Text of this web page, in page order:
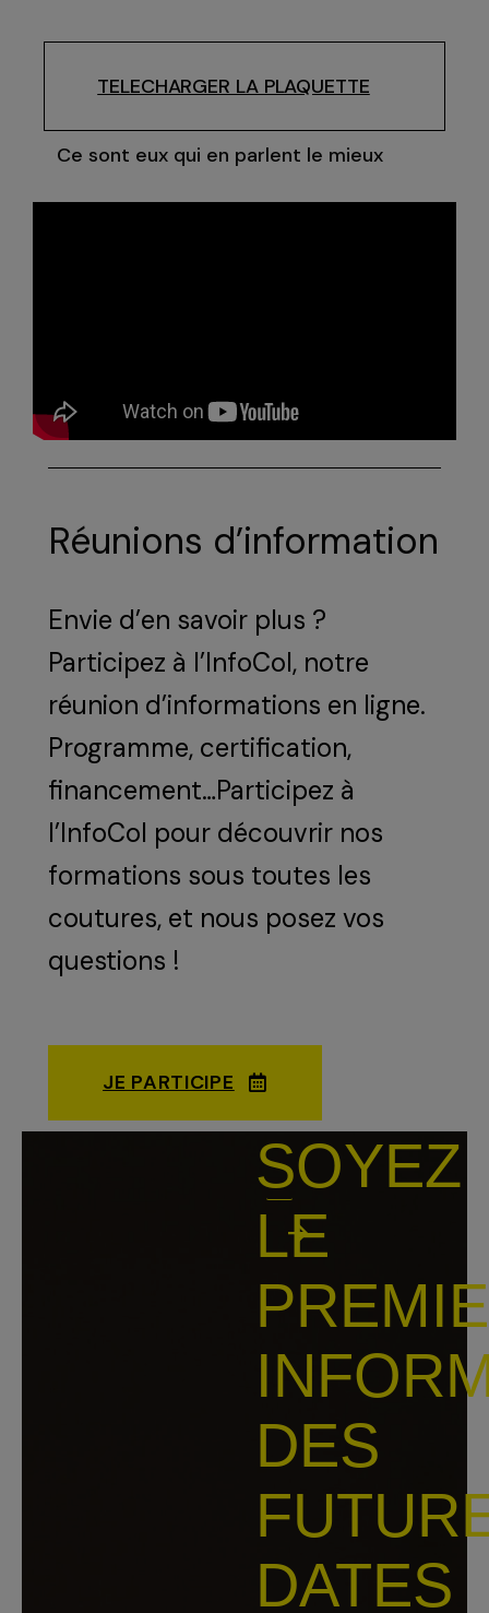
TELECHARGER LA PLAQUETTE
Ce sont eux qui en parlent le mieux
Réunions d’information
Envie d’en savoir plus ?
Participez à l’InfoCol, notre
réunion d’informations en ligne.
Programme, certification,
financement…Participez à
l’InfoCol pour découvrir nos
formations sous toutes les
coutures, et nous posez vos
questions !
JE PARTICIPE
SOYEZ
LE
DES
DATES
Votre
adresse
E-
mail
Envoyer